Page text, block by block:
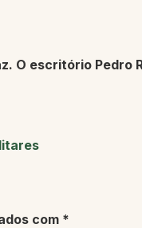
O escritório Pedro
com *